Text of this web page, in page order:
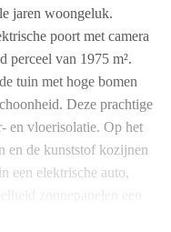
jaren woongeluk.
poort met camera
perceel van 1975 m².
tuin met hoge bomen
Deze prachtige
en vloerisolatie. Op het
en de kunststof kozijnen
een elektrische auto,